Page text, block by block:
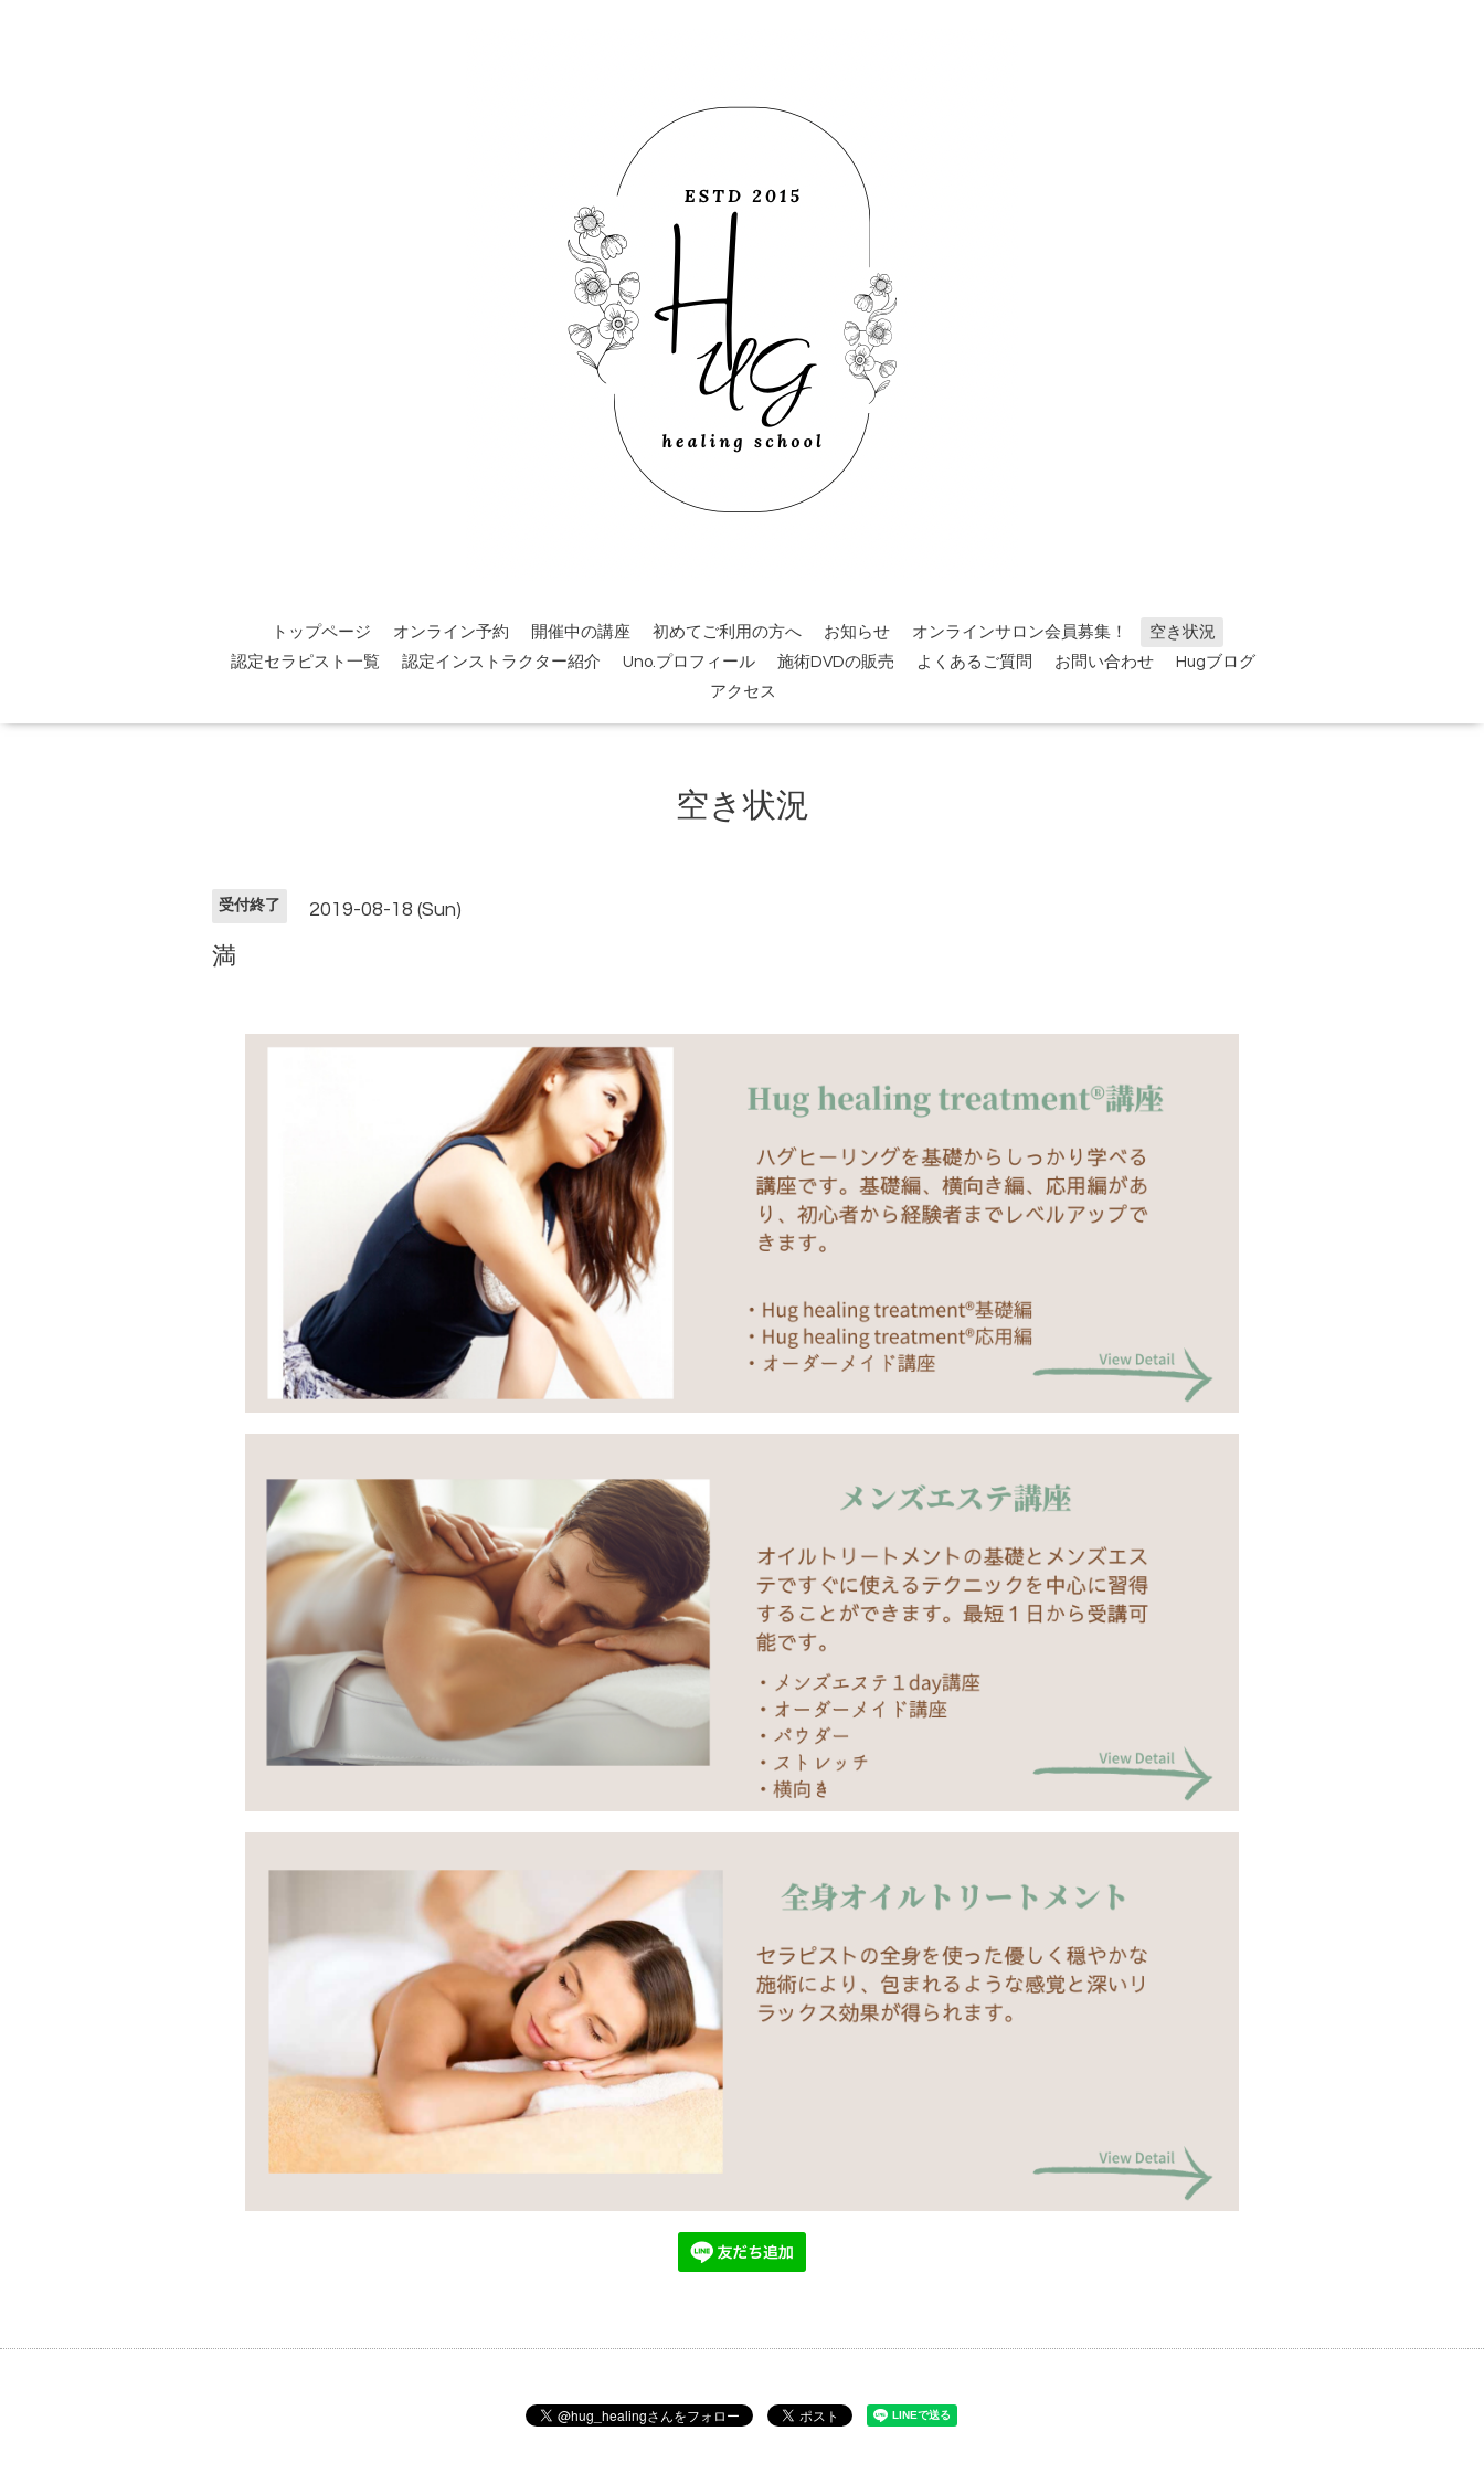
トップページ オンライン予約 開催中の講座 初めてご利用の方へ お知らせ オンラインサロン会員募集！
空き状況
認定セラピスト一覧
認定インストラクター紹介 Uno.プロフィール 施術DVDの販売 よくあるご質問 お問い合わせ
Hugブログ
アクセス
空き状況
受付終了 2019-08-18 (Sun)
満